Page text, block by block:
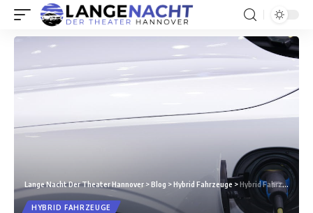
Lange Nacht Der Theater Hannover >Blog >Hybrid Fahrzeuge >Hybrid Fahrzeuge 2025 – Die besten Modelle im Vergleich
HYBRID FAHRZEUGE